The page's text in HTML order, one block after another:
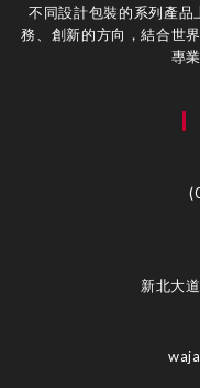
不同設計包裝的系列產品
務、創新的方向，結合世
專
新北大